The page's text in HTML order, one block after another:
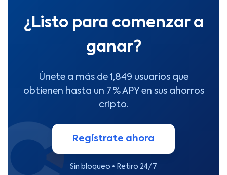
¿Listo para comenzar a
ganar?
Únete a más de 1,849 usuarios que
obtienen hasta un 7 % APY en sus ahorros
cripto.
Regístrate ahora
Sin bloqueo • Retiro 24/7